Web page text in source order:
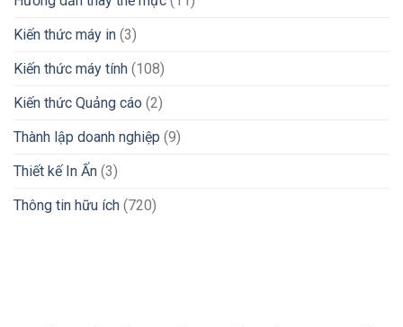
Kiến thức máy in (3)
Kiến thức máy tính (108)
Kiến thức Quảng cáo (2)
Thành lập doanh nghiệp (9)
Thiết kế In Ấn (3)
Thông tin hữu ích (720)